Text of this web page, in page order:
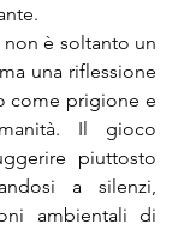
non è soltanto un
una riflessione
come prigione e
Il gioco
piuttosto
a silenzi,
ambientali di